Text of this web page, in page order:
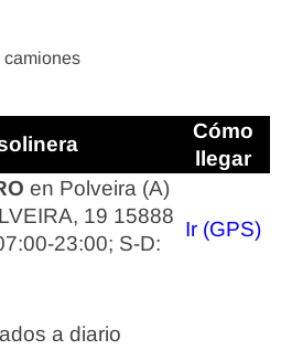
Cómo
llegar
en Polveira (A)
19 15888
23:00; S-D:
Ir (GPS)
a diario